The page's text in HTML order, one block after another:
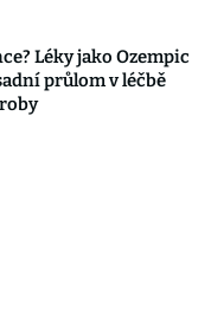
Léky jako Ozempic
průlom v léčbě